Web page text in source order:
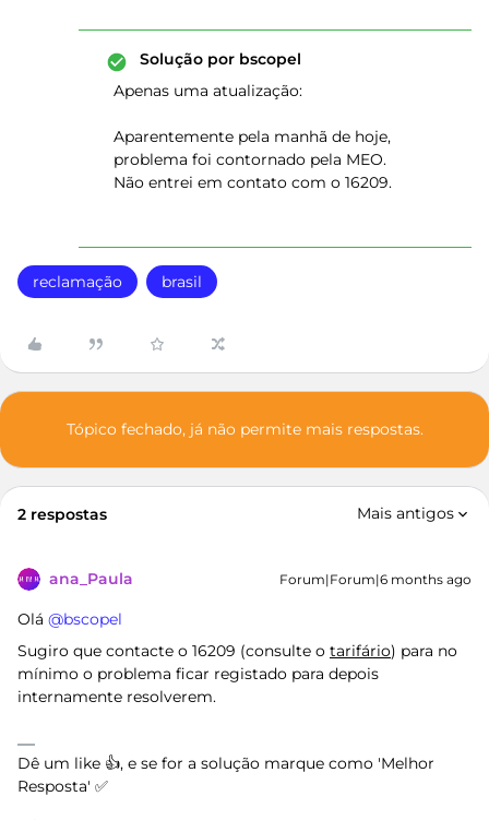
Solução por bscopel
Apenas uma atualização:
Aparentemente pela manhã de hoje,
problema foi contornado pela MEO.
Não entrei em contato com o 16209.
reclamação brasil
Tópico fechado, já não permite mais respostas.
2 respostas Mais antigos
ana_Paula Forum|Forum|6 months ago
Olá ​ @bscopel
Sugiro que contacte o 16209 (consulte o tarifário) para no
mínimo o problema ficar registado para depois
internamente resolverem.
Dê um like 👍, e se for a solução marque como 'Melhor
Resposta' ✅